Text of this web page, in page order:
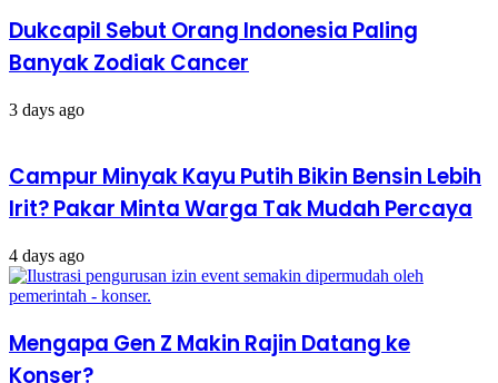
Motor
Gratis
Dukcapil Sebut Orang Indonesia Paling
Banyak Zodiak Cancer
3 days ago
Campur Minyak Kayu Putih Bikin Bensin Lebih
Irit? Pakar Minta Warga Tak Mudah Percaya
4 days ago
Mengapa Gen Z Makin Rajin Datang ke
Konser?